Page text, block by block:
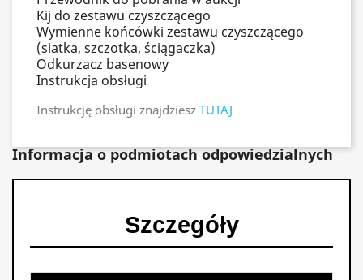
Kij do zestawu czyszczącego
Wymienne końcówki zestawu czyszczącego
(siatka, szczotka, ściągaczka)
Odkurzacz basenowy
Instrukcja obsługi
Instrukcję obsługi znajdziesz TUTAJ
Informacja o podmiotach odpowiedzialnych
Szczegóły